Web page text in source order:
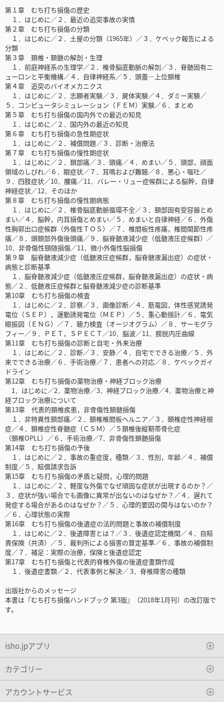
第１章 むち打ち損傷の歴史
１．はじめに／２．最近の追突事故の実情
第２章 むち打ち損傷の分類
１．はじめに／２．土屋の分類（1965年）／３．ケベック報告による
分類
第３章 頚椎・頚髄の解剖・生理
１．前庭神経系の生理学／２．椎骨脳底動脈の解剖／３．脊髄固有ニ
ューロンと平衡機構／４．自律神経系／５．頭蓋―上位頚椎
第４章 追突のバイオメカニクス
１．はじめに／２．志願者実験／３．屍体実験／４．ダミー実験／
５．コンピュータシミュレーション（ＦＥＭ）実験／６．まとめ
第５章 むち打ち損傷の国内外での最近の知見
１．はじめに／２．国内外の最近の知見
第６章 むち打ち損傷の急性期症状
１．はじめに／２．補償問題／３．診断・治療法
第７章 むち打ち損傷の慢性期症状
１．はじめに／２．頚部痛／３．頭痛／４．めまい／５．頭部，顔面
領域のしびれ／６．眼症状／７．耳鳴および難聴／８．悪心・嘔吐／
９．四肢症状／10．腰痛／11．バレー・リュー症候群による脳幹，自律
神経症状／12．そのほか
第８章 むち打ち損傷の慢性期病態
１．はじめに／２．椎骨脳底動脈循環不全／３．頚部固有受容器とめ
まい／４．脳幹，内耳損傷とめまい／５．めまいと自律神経／６．外傷
性胸郭出口症候群（外傷性ＴＯＳ）／７．椎間板性疼痛，椎間関節性疼
痛／８．頭頚部外傷後頭痛／９．脳脊髄液減少症（低髄液圧症候群）／
10．非骨傷性頸随損傷／11．微小外傷性脳損傷
第９章 脳脊髄液減少症（低髄液圧症候群，脳脊髄液漏出症）の症状・
病態と診断基準
１．脳脊髄液減少症（低髄液圧症候群，脳脊髄液漏出症）の症状・病
態／２．低髄液圧症候群と脳脊髄液減少症の診断基準
第10章 むち打ち損傷の検査
１．はじめに／２．診察／３．画像診断／４．筋電図，体性感覚誘発
電位（ＳＥＰ），運動誘発電位（ＭＥＰ）／５．重心動揺計／６．電気
眼振図（ＥＮＧ）／７．聴力検査（オージオグラム）／８．サーモグラ
フィー／９．ＰＥＴ，ＳＰＥＣＴ／10．脳波／11．膀胱内圧曲線
第11章 むち打ち損傷の診断と自宅・外来治療
１．はじめに／２．診断／３．安静／４．自宅でできる治療／５．外
来でできる治療／６．手術治療／７．患者への対応／８．ケベックガイ
ドライン
第12章 むち打ち損傷の薬物治療・神経ブロック治療
1．はじめに／2．薬物治療／3．神経ブロック治療／4．薬物治療と神
経ブロック治療について
第13章 代表的頚椎疾患，非骨傷性頚髄損傷
１．非特異性頚部痛／２．頚椎椎間板ヘルニア／３．頚椎症性神経根
症／４．頚椎症性脊髄症（ＣＳＭ）／５頚椎後縦靭帯骨化症
（頚椎OPLL）／６．手術治療／7．非骨傷性頚髄損傷
第14章 むち打ち損傷の予後
１．はじめに／２．事故の重症度，種類／３．性別，年齢／４．補償
制度／５．賠償請求告訴
第15章 むち打ち損傷の矛盾と疑問，心理的問題
１．はじめに／２．軽度な外傷でなぜ頑固な症状が出現するのか？／
３．症状が強い場合でも画像に異常が出ないのはなぜか？／４．遅れて
発症する場合があるのはなぜか？／５．心理的要因の関与はないのか？
／６．心理状態の実際
第16章 むち打ち損傷の後遺症の法的問題と事故の補償制度
１．はじめに／２．後遺障害とは？／３．後遺症認定機関／４．自賠
責保険（共済）／５．裁判所による損害の算定基準／６．事故の補償制
度／７．補足：実際の治療，保険と後遺症認定
第17章 むち打ち損傷と代表的脊椎外傷の後遺症書類作成
１．後遺症書類／２．代表事例と解決／ 3．脊椎障害の種類
出版社からのメッセージ
本書は『むち打ち損傷ハンドブック 第3版』（2018年1月刊）の改訂版で
す。
isho.jpアプリ
カテゴリー
アカウントサービス